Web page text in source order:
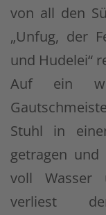
von all den
„Unfug, der
und Hudelei“
Auf ein
Stuhl in
getragen
voll Wasser
verliest